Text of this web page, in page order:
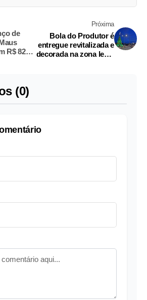
de
R$ 82,6
Próxima
Bola do Produtor é
entregue revitalizada e
decorada na zona leste
(0)